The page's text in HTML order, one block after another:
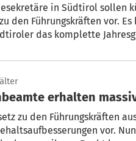
in Südtirol sollen
den Führungskräften vor.
das komplette
zu den Führungskräften
vor.